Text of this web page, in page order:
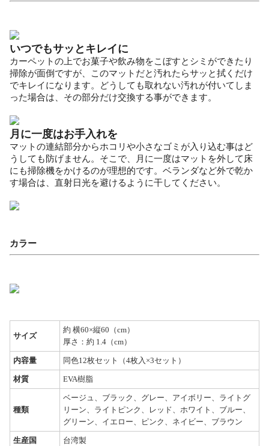
いつでもサッとキレイに
カーペットの上でお菓子や飲み物をこぼすとシミができたり
掃除が面倒ですが、このマットだと汚れたらサッと拭くだけ
でキレイになります。どうしても取れない汚れが付いてしま
った場合は、その部分だけ交換する事ができます。
月に一度はお手入れを
マットの連結部分からホコリや小さなゴミが入り込む事はど
うしても防げません。そこで、月に一度はマットを外して床
にも掃除機をかけるのが理想的です。ベランダなど外で乾か
す場合は、直射日光を避けるように干してください。
カラー
サイズ
約 横60×縦60（cm）
厚さ：約 1.4（cm）
内容量 同色12枚セット（4枚入×3セット）
材質 EVA樹脂
種類
ベージュ、ブラック、グレー、アイボリー、ライトグ
リーン、ライトピンク、レッド、ホワイト、ブルー、
グリーン、イエロー、ピンク、ネイビー、ブラウン
生産国 台湾製